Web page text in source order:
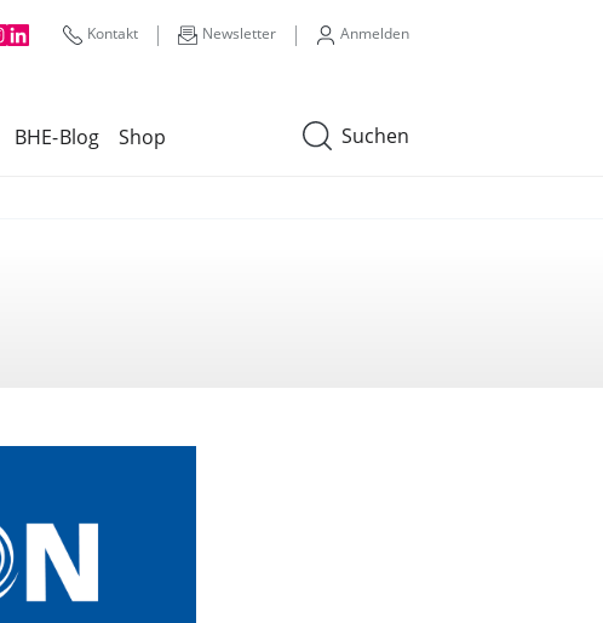
Suchen
BHE-Blog Shop
Kontakt | Newsletter | Anmelden